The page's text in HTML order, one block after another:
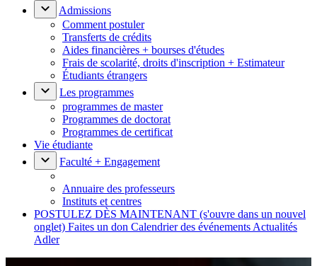
Admissions
Comment postuler
Transferts de crédits
Aides financières + bourses d'études
Frais de scolarité, droits d'inscription + Estimateur
Étudiants étrangers
Les programmes
programmes de master
Programmes de doctorat
Programmes de certificat
Vie étudiante
Faculté + Engagement
Annuaire des professeurs
Instituts et centres
POSTULEZ DÈS MAINTENANT (s'ouvre dans un nouvel
onglet) Faites un don Calendrier des événements Actualités
Adler